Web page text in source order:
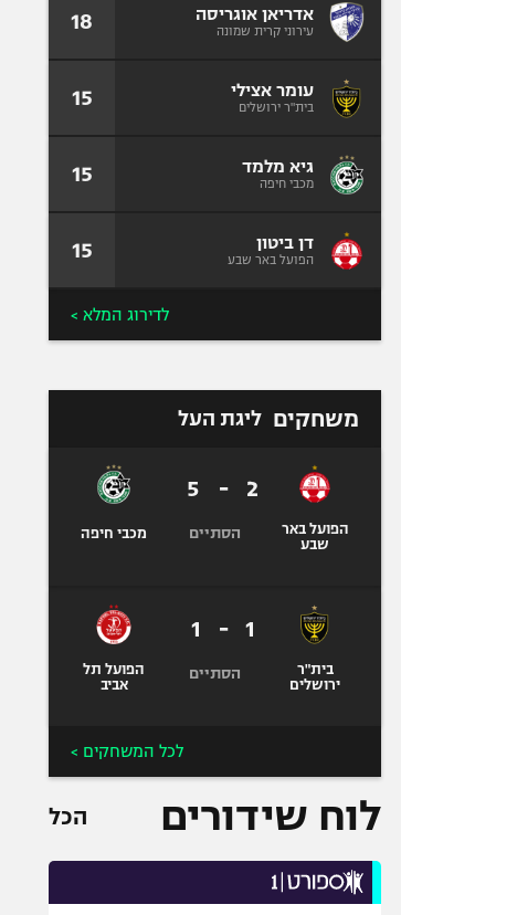
אדריאן אוגריסה
עירוני קרית שמונה 18
עומר אצילי
בית"ר ירושלים 15
גיא מלמד
מכבי חיפה 15
דן ביטון
הפועל באר שבע 15
לדירוג המלא >
משחקים ליגת העל
הפועל באר
שבע
2
-
5
הסתיים מכבי חיפה
בית"ר
ירושלים
1
-
1
הסתיים
הפועל תל
אביב
לכל המשחקים >
לוח שידורים הכל